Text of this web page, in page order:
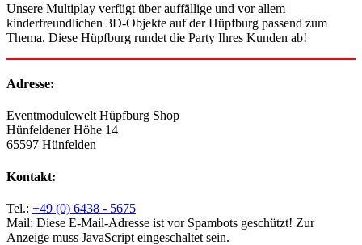
Unsere Multiplay verfügt über auffällige und vor allem
kinderfreundlichen 3D-Objekte auf der Hüpfburg passend zum
Thema. Diese Hüpfburg rundet die Party Ihres Kunden ab!
Adresse:
Eventmodulewelt Hüpfburg Shop
Hünfeldener Höhe 14
65597 Hünfelden
Kontakt:
Tel.: +49 (0) 6438 - 5675
Mail: Diese E-Mail-Adresse ist vor Spambots geschützt! Zur
Anzeige muss JavaScript eingeschaltet sein.